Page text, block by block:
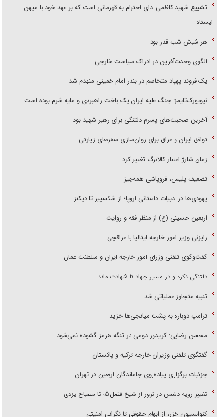
تشییع شهید کاظمی ادای احترام به قهرمانی است که بر عهد خود با میهن
ایستاد
هر شبش شب قدر بود
الگوی وحدت‌آفرین در ادراک سیاست خارجی
یک فروند پهپاد متخاصم در بندر امام خمینی منهدم شد
نیویورک‌تایمز: جنگ علیه ایران یک باخت راهبردی و مایه شرم بوده است
آخرین صحبت‌های پسرم دلتنگی برای رهبر شهید بود
توافق ایران و عراق برای روان‌سازی سفر‌های زیارتی
زمان شارژ اعتبار کالابرگ تغییر کرد
تضعیف پلیس، فروپاشی همه‌چیز
یهودی‌ها در ادبیات داستانی اروپا؛ از شکسپیر تا دیکنز
اربعین حسینی (ع) از منظر فقه و روایت
رایزنی وزیر امور خارجه ایتالیا با عراقچی
گفت‌وگوی تلفنی وزرای امور خارجه ایران و سلطنت عمان
دلتنگی نکرد و در مسیر جهاد تا شهادت ماند
تنبیه متجاوز عملیاتی شد
ترامپ دوباره به پشت میانجی‌ها خزید
محسن رضایی: کریدور دومی در تنگه هرمز گشوده نمی‌شود
گفتگوی تلفنی وزیران خارجه ترکیه و پاکستان
جزئیات برگزاری پیاده‌روی جاماندگان اربعین در تهران
تغییر رویه دشمن در ترور از شیخ فضل‌الله تا مصباح یزدی
کنوانسیون خزر، از ابهام حقوقی تا نگرانی امنیتی